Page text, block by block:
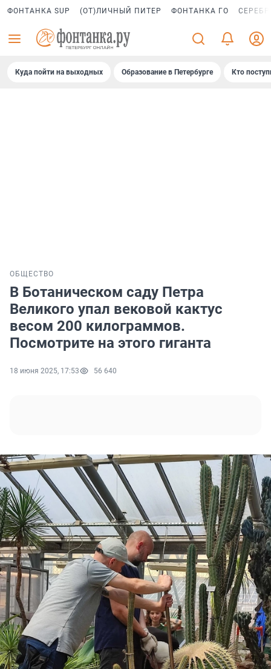
ФОНТАНКА SUP (ОТ)ЛИЧНЫЙ ПИТЕР ФОНТАНКА ГО
Куда пойти на выходных Образование в Петербурге Кто
ОБЩЕСТВО
В Ботаническом саду Петра
Великого упал вековой кактус
весом 200 килограммов.
Посмотрите на этого гиганта
18 июня 2025, 17:53 56 640